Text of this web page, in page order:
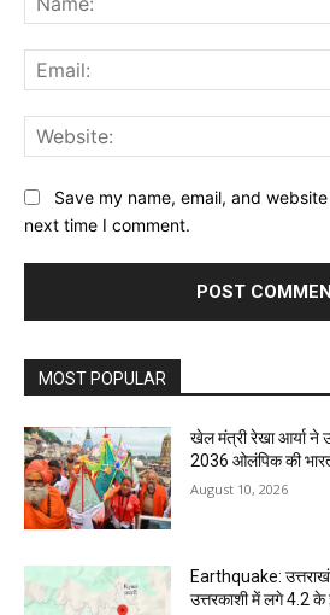
Save my name, email, and
next time I comment.
MOST POPULAR
खेल मंत्री रेखा आर्या ने
2036 ओलंपिक की
August 10, 2026
Earthquake:
उत्तरकाशी में लगे 4.2 के